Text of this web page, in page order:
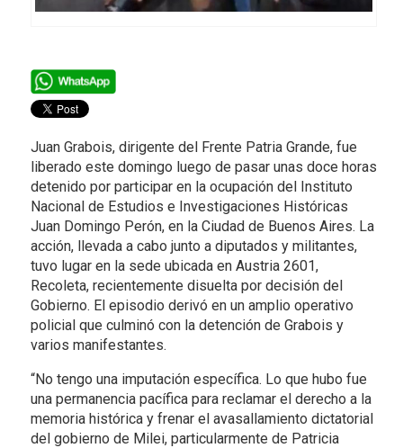
Juan Grabois, dirigente del Frente Patria Grande, fue
liberado este domingo luego de pasar unas doce horas
detenido por participar en la ocupación del Instituto
Nacional de Estudios e Investigaciones Históricas
Juan Domingo Perón, en la Ciudad de Buenos Aires. La
acción, llevada a cabo junto a diputados y militantes,
tuvo lugar en la sede ubicada en Austria 2601,
Recoleta, recientemente disuelta por decisión del
Gobierno. El episodio derivó en un amplio operativo
policial que culminó con la detención de Grabois y
varios manifestantes.
“No tengo una imputación específica. Lo que hubo fue
una permanencia pacífica para reclamar el derecho a la
memoria histórica y frenar el avasallamiento dictatorial
del gobierno de Milei, particularmente de Patricia